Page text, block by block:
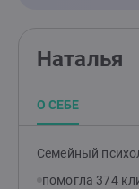
Наталья
О СЕБЕ
Семейный
помогла 374